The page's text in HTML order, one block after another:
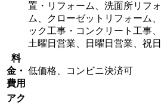
置・リフォーム、洗面所リフ
ム、クローゼットリフォーム
ック工事・コンクリート工事
土曜日営業、日曜日営業、祝
料
金・
費用
低価格、コンビニ決済可
アク